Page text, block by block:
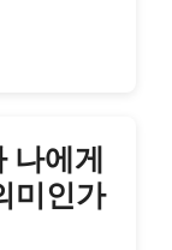
나에게
미인가